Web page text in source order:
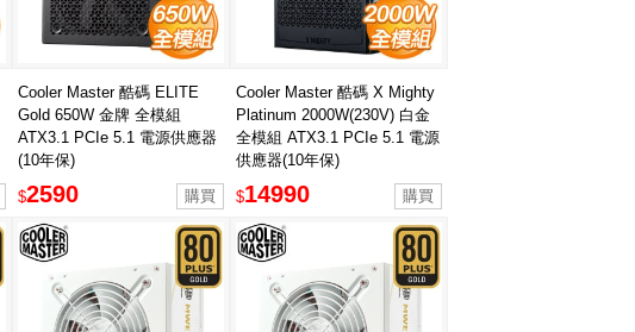
Cooler Master 酷碼 ELITE
Gold 650W 金牌 全模組
ATX3.1 PCIe 5.1 電源供應器
(10年保)
$2590
Cooler Master 酷碼 X Mighty
Platinum 2000W(230V) 白金
全模組 ATX3.1 PCIe 5.1 電源
供應器(10年保)
$14990